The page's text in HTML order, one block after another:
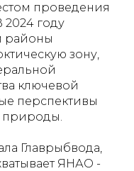
проведения
году
районы
зону,
ключевой
перспективы
природы.
Главрыбвода,
ЯНАО -